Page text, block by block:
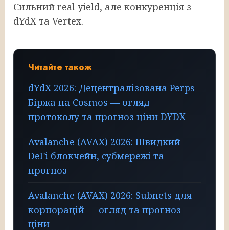
Сильний real yield, але конкуренція з
dYdX та Vertex.
Читайте також
dYdX 2026: Децентралізована Perps
Біржа на Cosmos — огляд
протоколу та прогноз ціни DYDX
Avalanche (AVAX) 2026: Швидкий
DeFi блокчейн, субмережі та
прогноз
Avalanche (AVAX) 2026: Subnets для
корпорацій — огляд та прогноз
ціни